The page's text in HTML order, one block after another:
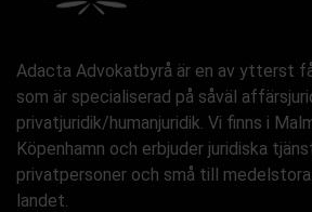
Adacta Advokatbyrå är en av ytterst
som är specialiserad på såväl
privatjuridik/humanjuridik. Vi finns i
Köpenhamn och erbjuder juridiska
privatpersoner och små till
landet.